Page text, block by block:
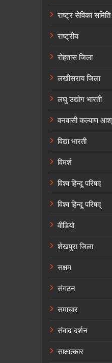
राष्ट्र सेविका समिति
राष्ट्रीय
रोहतास जिला
लखीसराय जिला
लघु उद्योग भारती
वनवासी कल्याण
विद्या भारती
विमर्श
विश्व हिन्दू परिषद
विश्व हिन्दू परिषद्
वीडियो
शेखपुरा जिला
सक्षम
संगठन
समाचार
संवाद दर्शन
साक्षात्कार